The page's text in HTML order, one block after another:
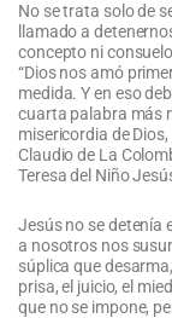
No se trata solo de
llamado a
concepto ni
“Dios nos amó
medida. Y en eso
cuarta palabra más
misericordia de
Claudio de La
Teresa del Niño
Jesús no se detenía
a nosotros nos
súplica que
prisa, el juicio, el
que no se impone,